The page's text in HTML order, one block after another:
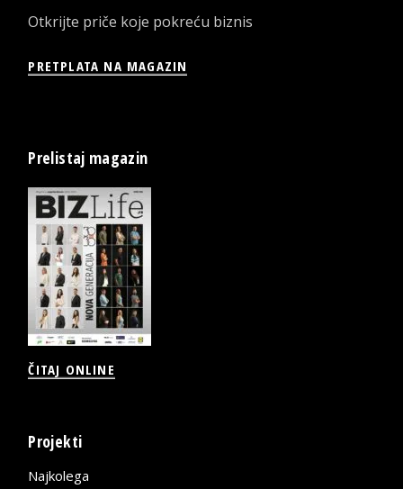
Otkrijte priče koje pokreću biznis
PRETPLATA NA MAGAZIN
Prelistaj magazin
ČITAJ ONLINE
Projekti
Najkolega